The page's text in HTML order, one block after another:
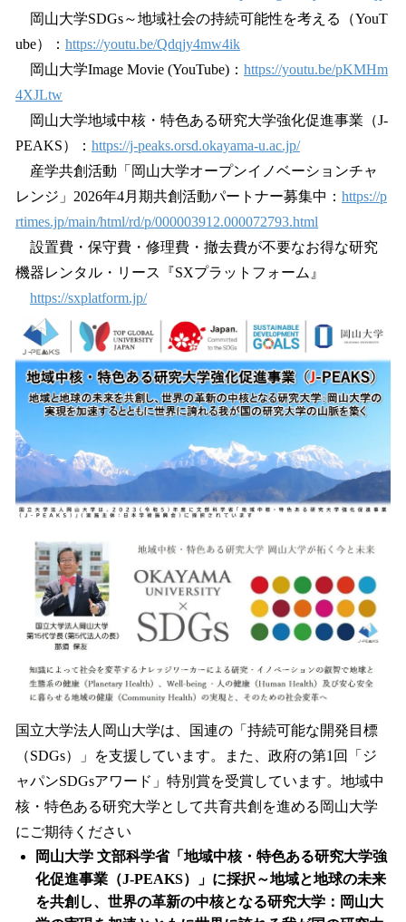
岡山大学SDGs～地域社会の持続可能性を考える（YouT
ube）： https://youtu.be/Qdqjy4mw4ik
岡山大学Image Movie (YouTube)： https://youtu.be/pKMHm
4XJLtw
岡山大学地域中核・特色ある研究大学強化促進事業（J-
PEAKS）： https://j-peaks.orsd.okayama-u.ac.jp/
産学共創活動「岡山大学オープンイノベーションチャ
レンジ」2026年4月期共創活動パートナー募集中： https://p
rtimes.jp/main/html/rd/p/000003912.000072793.html
設置費・保守費・修理費・撤去費が不要なお得な研究
機器レンタル・リース『SXプラットフォーム』
https://sxplatform.jp/
国立大学法人岡山大学は、国連の「持続可能な開発目標
（SDGs）」を支援しています。また、政府の第1回「ジ
ャパンSDGsアワード」特別賞を受賞しています。地域中
核・特色ある研究大学として共育共創を進める岡山大学
にご期待ください
岡山大学 文部科学省「地域中核・特色ある研究大学強
化促進事業（J-PEAKS）」に採択～地域と地球の未来
を共創し、世界の革新の中核となる研究大学：岡山大